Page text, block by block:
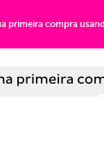
primeira compra